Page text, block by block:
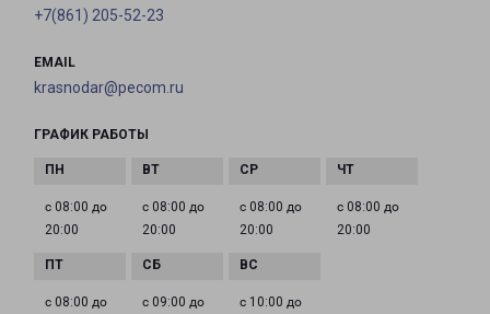
+7(861) 205-52-23
EMAIL
krasnodar@pecom.ru
ГРАФИК РАБОТЫ
с 08:00 до
20:00
с 08:00 до
20:00
с 08:00 до
20:00
с 08:00 до
20:00
с 08:00 до
с 09:00 до
с 10:00 до